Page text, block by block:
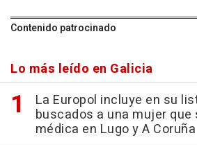
Contenido patrocinado
Lo más leído en Galicia
La Europol incluye en su
buscados a una mujer
médica en Lugo y A Coruña